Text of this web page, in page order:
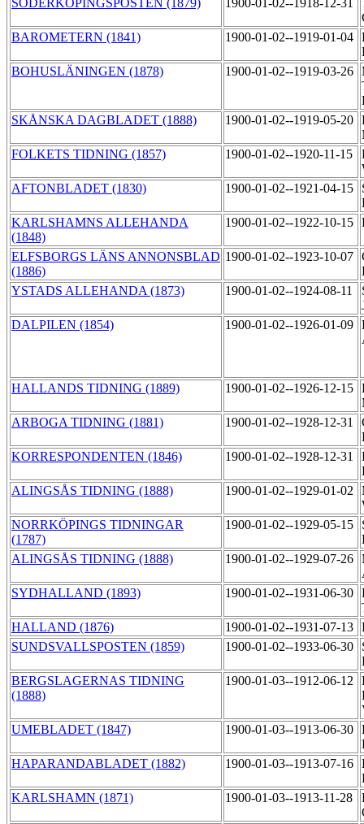
SÖDERKÖPINGSPOSTEN (1879)
1900-01-02--1918-12-31
BAROMETERN (1841)
1900-01-02--1919-01-04
BOHUSLÄNINGEN (1878)
1900-01-02--1919-03-26
SKÅNSKA DAGBLADET (1888)
1900-01-02--1919-05-20
FOLKETS TIDNING (1857)
1900-01-02--1920-11-15
AFTONBLADET (1830)
1900-01-02--1921-04-15
KARLSHAMNS ALLEHANDA
(1848)
1900-01-02--1922-10-15
ELFSBORGS LÄNS ANNONSBLAD
(1886)
1900-01-02--1923-10-07
YSTADS ALLEHANDA (1873)
1900-01-02--1924-08-11
DALPILEN (1854)
1900-01-02--1926-01-09
HALLANDS TIDNING (1889) 1900-01-02--1926-12-15
ARBOGA TIDNING (1881)
1900-01-02--1928-12-31
KORRESPONDENTEN (1846)
1900-01-02--1928-12-31
ALINGSÅS TIDNING (1888)
1900-01-02--1929-01-02
NORRKÖPINGS TIDNINGAR
(1787)
1900-01-02--1929-05-15
ALINGSÅS TIDNING (1888)
1900-01-02--1929-07-26
SYDHALLAND (1893)
1900-01-02--1931-06-30
HALLAND (1876)
1900-01-02--1931-07-13
SUNDSVALLSPOSTEN (1859)
1900-01-02--1933-06-30
BERGSLAGERNAS TIDNING
(1888)
1900-01-03--1912-06-12
UMEBLADET (1847)
1900-01-03--1913-06-30
HAPARANDABLADET (1882)
1900-01-03--1913-07-16
KARLSHAMN (1871)
1900-01-03--1913-11-28